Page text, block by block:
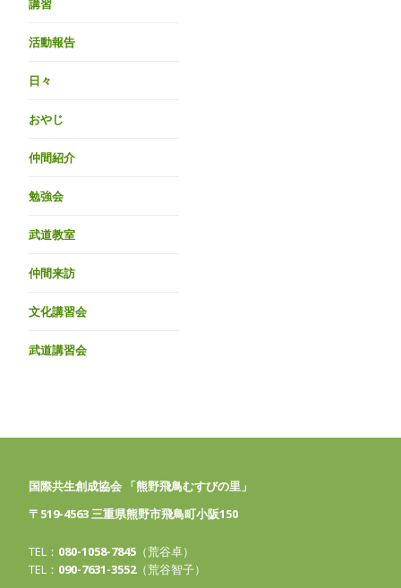
講習
活動報告
日々
おやじ
仲間紹介
勉強会
武道教室
仲間来訪
文化講習会
武道講習会
国際共生創成協会 「熊野飛鳥むすびの里」
〒519-4563 三重県熊野市飛鳥町小阪150
TEL： 080-1058-7845 （荒谷卓）
TEL： 090-7631-3552（荒谷智子）